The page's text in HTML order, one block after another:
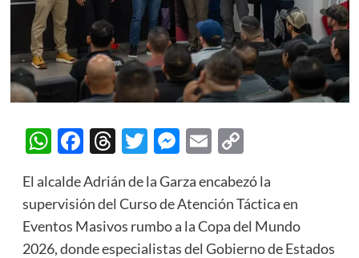
WhatsApp
Facebook
Threads
Twitter
Messenger
EmailCopy
El alcalde Adrián de la Garza encabezó la
supervisión del Curso de Atención Táctica en
Eventos Masivos rumbo a la Copa del Mundo
2026, donde especialistas del Gobierno de Estados